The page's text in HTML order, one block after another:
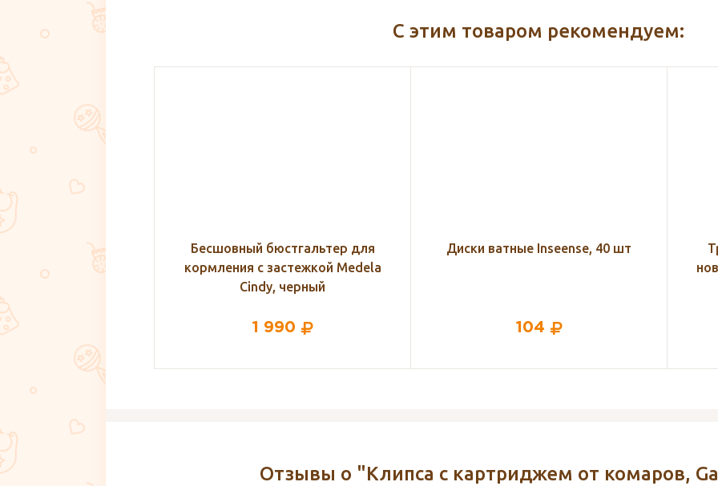
С этим товаром рекомендуем:
бюстгальтер для
застежкой Medela
990
Диски ватные Inseense, 40 шт
104
Трикотажные платочки для
243
Отзывы о "Клипса с картриджем от комаров,